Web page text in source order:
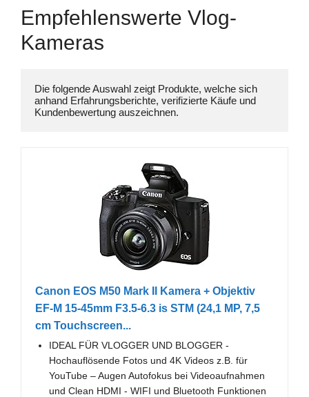
Empfehlenswerte Vlog-
Kameras
Die folgende Auswahl zeigt Produkte, welche sich
anhand Erfahrungsberichte, verifizierte Käufe und
Canon EOS M50 Mark II Kamera + Objektiv
EF-M 15-45mm F3.5-6.3 is STM (24,1 MP, 7,5
cm Touchscreen...
IDEAL FÜR VLOGGER UND BLOGGER -
Hochauflösende Fotos und 4K Videos z.B. für
YouTube – Augen Autofokus bei Videoaufnahmen
und Clean HDMI - WIFI und Bluetooth Funktionen